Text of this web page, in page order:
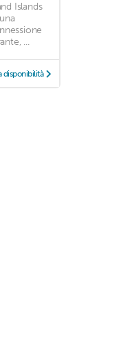
Islands
...
disponibilità